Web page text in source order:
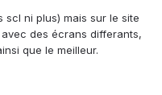
ni plus) mais sur le site
des écrans differants,
que le meilleur.